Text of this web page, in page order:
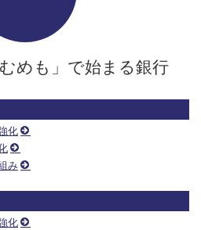
めも」で始まる銀行
化
み
化